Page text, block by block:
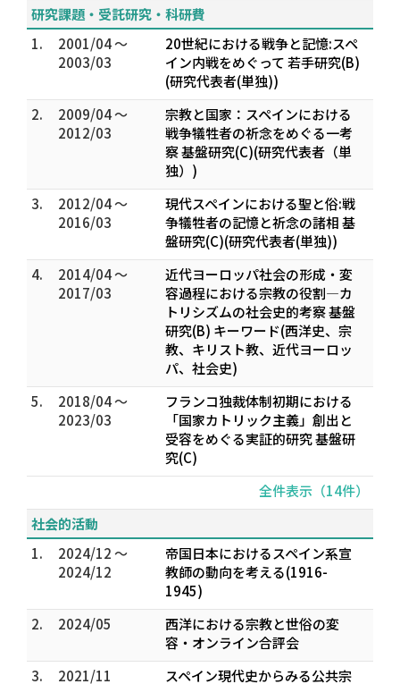
研究課題・受託研究・科研費
1.
2001/04 ～
2003/03
20世紀における戦争と記憶:スペ
イン内戦をめぐって 若手研究(B)
(研究代表者(単独))
2.
2009/04 ～
2012/03
宗教と国家：スペインにおける
戦争犠牲者の祈念をめぐる一考
察 基盤研究(C)(研究代表者（単
独）)
3.
2012/04 ～
2016/03
現代スペインにおける聖と俗:戦
争犠牲者の記憶と祈念の諸相 基
盤研究(C)(研究代表者(単独))
4.
2014/04 ～
2017/03
近代ヨーロッパ社会の形成・変
容過程における宗教の役割―カ
トリシズムの社会史的考察 基盤
研究(B) キーワード(西洋史、宗
教、キリスト教、近代ヨーロッ
パ、社会史)
5.
2018/04 ～
2023/03
フランコ独裁体制初期における
「国家カトリック主義」創出と
受容をめぐる実証的研究 基盤研
究(C)
全件表示（14件）
社会的活動
1.
2024/12 ～
2024/12
帝国日本におけるスペイン系宣
教師の動向を考える(1916-
1945)
2.
2024/05
西洋における宗教と世俗の変
容・オンライン合評会
3.
2021/11 スペイン現代史からみる公共宗